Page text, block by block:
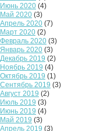
Июнь 2020 (4)
Май 2020 (3)
Апрель 2020 (7)
Март 2020 (2)
Февраль 2020 (3)
Январь 2020 (3)
Декабрь 2019 (2)
Ноябрь 2019 (4)
Октябрь 2019 (1)
Сентябрь 2019 (3)
Август 2019 (2)
Июль 2019 (3)
Июнь 2019 (4)
Май 2019 (3)
Апрель 2019 (3)